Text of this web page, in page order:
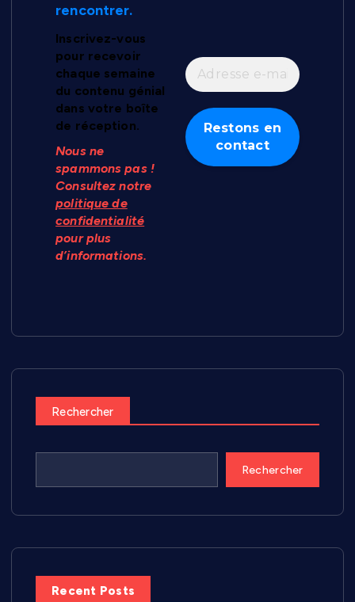
rencontrer.
Inscrivez-vous
pour recevoir
chaque semaine
du contenu génial
dans votre boîte
de réception.
Nous ne
spammons pas !
Consultez notre
politique de
confidentialité
pour plus
d’informations.
Rechercher
Rechercher
Recent Posts